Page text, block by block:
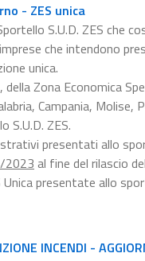
- ZES unica
S.U.D. ZES che
che intendono
unica.
Zona Economica
Campania, Molise,
S.U.D. ZES.
presentati allo
2023 al fine del rilascio
presentate allo
INCENDI -